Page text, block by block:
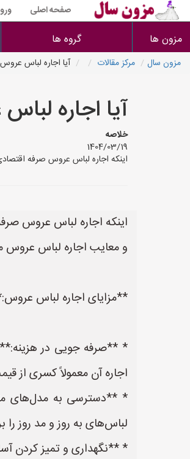
صفحه اصلی
مزون ها گروه ها
مزون سال مرکز مقالات آیا اجاره لباس
آیا اجاره
خلاصه
1404/03/19
اینکه اجاره لباس عروس صرفه
اینکه اجاره لباس عروس
و معایب اجاره لباس عروس
**مزایای اجاره لباس
* **صرفه جویی در
اجاره آن معمولاً کسری از
* **دسترسی به مدل‌های
لباس‌های به روز و مد روز را
* **نگهداری و تمیز کردن